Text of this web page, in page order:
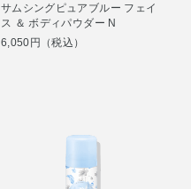
サムシングピュアブルー フェイ
ス ＆ ボディパウダー N
6,050円（税込）